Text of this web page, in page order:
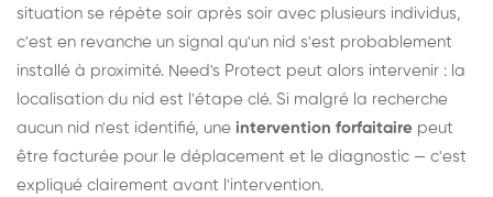
situation se répète soir après soir avec plusieurs individus,
c'est en revanche un signal qu'un nid s'est probablement
installé à proximité. Need's Protect peut alors intervenir : la
localisation du nid est l'étape clé. Si malgré la recherche
aucun nid n'est identifié, une intervention forfaitaire peut
être facturée pour le déplacement et le diagnostic — c'est
expliqué clairement avant l'intervention.